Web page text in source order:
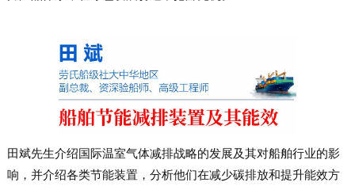
田斌先生介绍国际温室气体减排战略的发展及其对船舶行业的影
响，并介绍各类节能装置，分析他们在减少碳排放和提升能效方